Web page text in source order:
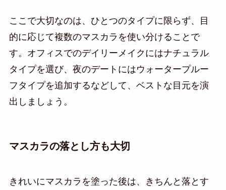
ここで大切なのは、ひとつのタイプに限らず、目
的に応じて複数のマスカラを使い分けることで
す。オフィスでのデイリーメイクにはナチュラル
タイプを選び、夜のデートにはウォータープルー
フタイプを追加するなどして、ベストな目元を演
出しましょう。
マスカラの落とし方も大切
きれいにマスカラを塗った後は、きちんと落とす